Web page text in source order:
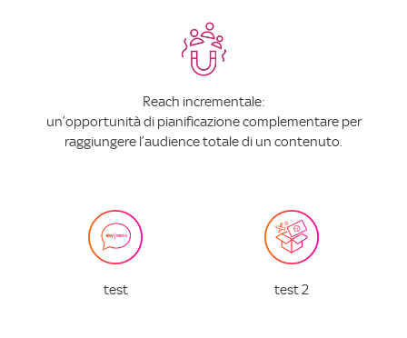
Reach incrementale:
un’opportunità di pianificazione complementare per
raggiungere l’audience totale di un contenuto.
test test 2